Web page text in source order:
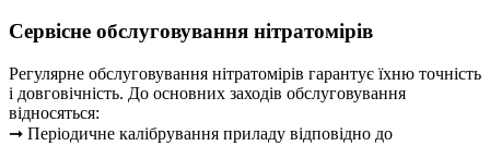
Сервісне обслуговування нітратомірів
Регулярне обслуговування нітратомірів гарантує їхню точність
і довговічність. До основних заходів обслуговування
відносяться:
➞ Періодичне калібрування приладу відповідно до